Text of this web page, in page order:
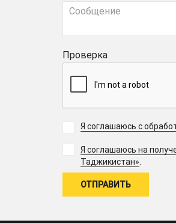
Проверка
Я соглашаюсь с
Я соглашаюсь на
Таджикистан».